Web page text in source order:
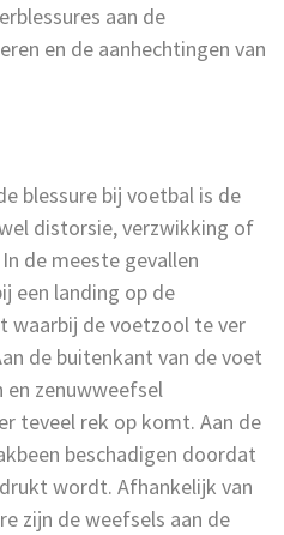
aan de
en de aanhechtingen van
blessure bij voetbal is de
distorsie, verzwikking of
de meeste gevallen
een landing op de
waarbij de voetzool te ver
de buitenkant van de voet
en zenuwweefsel
teveel rek op komt. Aan de
beschadigen doordat
wordt. Afhankelijk van
zijn de weefsels aan de